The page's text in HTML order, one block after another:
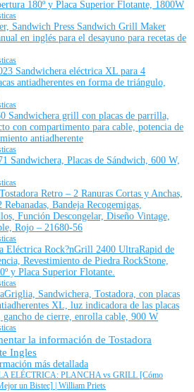
180º y Placa Superior Flotante, 1800W
Sandwich Press Sandwich Grill Maker
en inglés para el desayuno para recetas de
Sandwichera eléctrica XL para 4
antiadherentes en forma de triángulo,
Sandwichera grill con placas de parrilla,
con compartimento para cable, potencia de
antiadherente
Sandwichera, Placas de Sándwich, 600 W,
Retro – 2 Ranuras Cortas y Anchas,
Rebanadas, Bandeja Recogemigas,
Función Descongelar, Diseño Vintage,
Rojo – 21680-56
Eléctrica Rock?nGrill 2400 UltraRapid de
Revestimiento de Piedra RockStone,
y Placa Superior Flotante.
Sandwichera, Tostadora, con placas
XL, luz indicadora de las placas
gancho de cierre, enrolla cable, 900 W
la información de Tostadora
Ingles
más detallada
ELÉCTRICA: PLANCHA vs GRILL [Cómo
un Bistec] | William Priets